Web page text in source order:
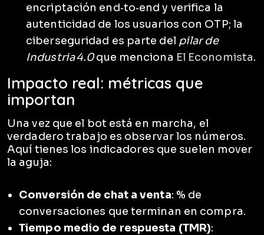
encriptación end‑to‑end y verifica la
autenticidad de los usuarios con OTP; la
ciberseguridad es parte del pilar de
Industria 4.0que menciona El Economista.
Impacto real: métricas que
importan
Una vez que el bot está en marcha, el
verdadero trabajo es observar los números.
Aquí tienes los indicadores que suelen mover
la aguja:
Conversión de chat a venta: % de
conversaciones que terminan en compra.
Tiempo medio de respuesta (TMR):